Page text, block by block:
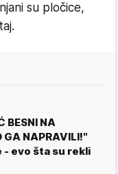
su pločice,
BESNI NA
GA NAPRAVILI!"
evo šta su rekli